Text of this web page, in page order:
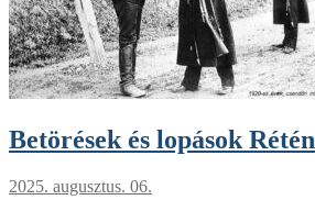
Betörések és lopások Rétén
2025. augusztus. 06.